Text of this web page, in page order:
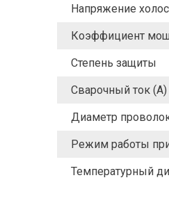
Напряжение
Коэффициент
Степень защиты
Сварочный ток (А)
Диаметр
Режим работы
Температурный